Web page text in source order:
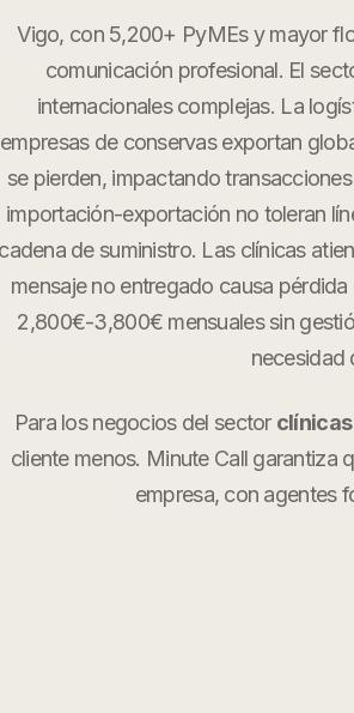
Vigo, con 5,200+ PyMEs y mayor
comunicación profesional. El
internacionales complejas. La
empresas de conservas exportan
se pierden, impactando
importación-exportación no toleran
cadena de suministro. Las clínicas
mensaje no entregado causa
2,800€-3,800€ mensuales sin
necesidad
Para los negocios del sector clínicas
cliente menos. Minute Call garantiza
empresa, con agentes